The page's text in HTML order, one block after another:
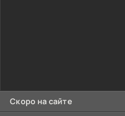
Скоро на сайте